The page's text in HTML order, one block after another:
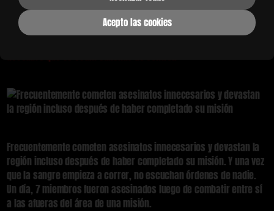
Acepto las cookies
sobrehumanas gracias al poder de la "Anti-Epoxyn", y nadie es
mejor que ellos en tácticas militares y de espionaje
La fama de
Frecuentemente cometen asesinatos innecesarios y devastan la
región incluso después de haber completado su misión. Y una vez
que la sangre empieza a correr, no escuchan órdenes de nadie.
Un día, 7 miembros fueron asesinados luego de combatir entre sí
a las afueras del área de una misión.